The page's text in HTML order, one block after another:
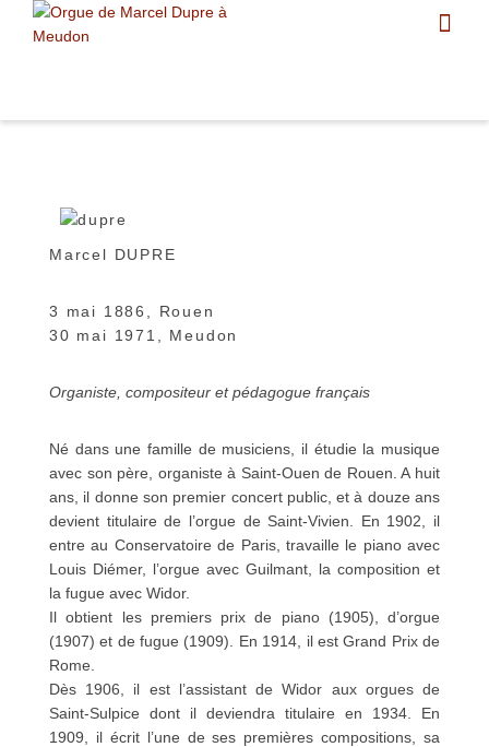
Marcel DUPRE
3 mai 1886, Rouen
30 mai 1971, Meudon
Organiste, compositeur et pédagogue français
Né dans une famille de musiciens, il étudie la musique
avec son père, organiste à Saint-Ouen de Rouen. A huit
ans, il donne son premier concert public, et à douze ans
devient titulaire de l’orgue de Saint-Vivien. En 1902, il
entre au Conservatoire de Paris, travaille le piano avec
Louis Diémer, l’orgue avec Guilmant, la composition et
la fugue avec Widor.
Il obtient les premiers prix de piano (1905), d’orgue
(1907) et de fugue (1909). En 1914, il est Grand Prix de
Rome.
Dès 1906, il est l’assistant de Widor aux orgues de
Saint-Sulpice dont il deviendra titulaire en 1934. En
1909, il écrit l’une de ses premières compositions, sa